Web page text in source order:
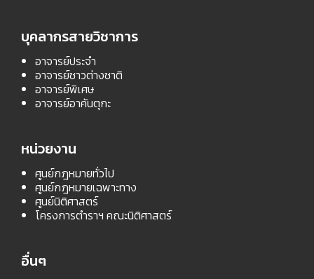
บุคลากรสายวิชาการ
อาจารย์ประจำ
อาจารย์ชาวต่างชาติ
อาจารย์พิเศษ
อาจารย์อาคันตุกะ
หน่วยงาน
ศูนย์กฎหมายทั่วไป
ศูนย์กฎหมายเฉพาะทาง
ศูนย์นิติศาสตร์
โครงการตำราฯ คณะนิติศาสตร์
อื่นๆ